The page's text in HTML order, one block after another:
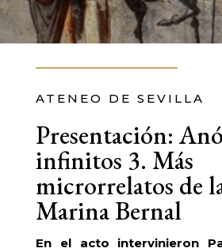
ATENEO DE SEVILLA
Presentación:
infinitos 3. Más
microrrelatos de
Marina Bernal
En el acto intervinieron